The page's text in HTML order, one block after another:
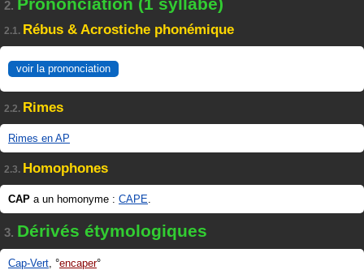
2.
2.1. Rébus & Acrostiche phonémique
voir la prononciation
2.2. Rimes
Rimes en AP
2.3. Homophones
CAP a un homonyme : CAPE.
3. Dérivés étymologiques
Cap-Vert, encaper